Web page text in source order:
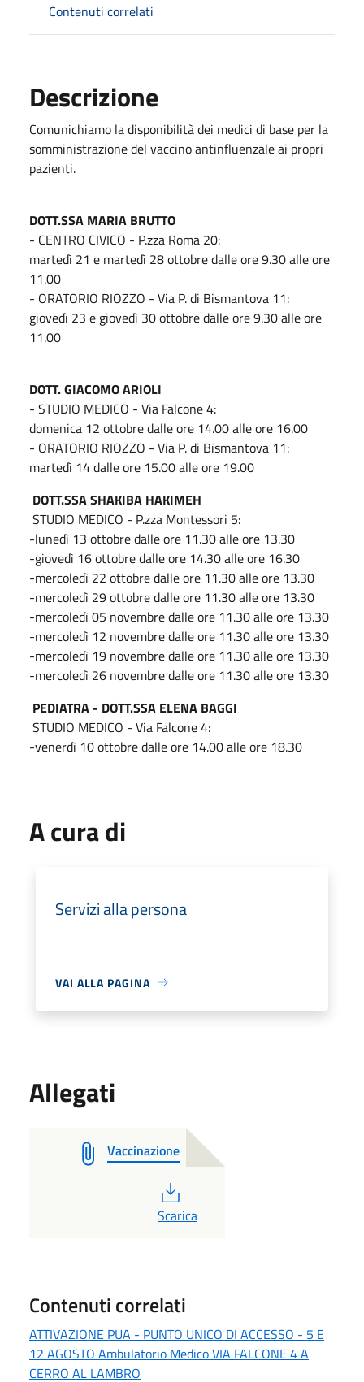
Contenuti correlati
Descrizione
Comunichiamo la disponibilità dei medici di base per la
somministrazione del vaccino antinfluenzale ai propri
pazienti.
DOTT.SSA MARIA BRUTTO
- CENTRO CIVICO - P.zza Roma 20:
martedì 21 e martedì 28 ottobre dalle ore 9.30 alle ore
11.00
- ORATORIO RIOZZO - Via P. di Bismantova 11:
giovedì 23 e giovedì 30 ottobre dalle ore 9.30 alle ore
11.00
DOTT. GIACOMO ARIOLI
- STUDIO MEDICO - Via Falcone 4:
domenica 12 ottobre dalle ore 14.00 alle ore 16.00
- ORATORIO RIOZZO - Via P. di Bismantova 11:
martedì 14 dalle ore 15.00 alle ore 19.00
DOTT.SSA SHAKIBA HAKIMEH
STUDIO MEDICO - P.zza Montessori 5:
-lunedì 13 ottobre dalle ore 11.30 alle ore 13.30
-giovedì 16 ottobre dalle ore 14.30 alle ore 16.30
-mercoledì 22 ottobre dalle ore 11.30 alle ore 13.30
-mercoledì 29 ottobre dalle ore 11.30 alle ore 13.30
-mercoledì 05 novembre dalle ore 11.30 alle ore 13.30
-mercoledì 12 novembre dalle ore 11.30 alle ore 13.30
-mercoledì 19 novembre dalle ore 11.30 alle ore 13.30
-mercoledì 26 novembre dalle ore 11.30 alle ore 13.30
PEDIATRA - DOTT.SSA ELENA BAGGI
STUDIO MEDICO - Via Falcone 4:
-venerdì 10 ottobre dalle ore 14.00 alle ore 18.30
A cura di
Servizi alla persona
VAI ALLA PAGINA
Allegati
Vaccinazione
PDF
Scarica
Contenuti correlati
ATTIVAZIONE PUA - PUNTO UNICO DI ACCESSO - 5 E
12 AGOSTO Ambulatorio Medico VIA FALCONE 4 A
CERRO AL LAMBRO